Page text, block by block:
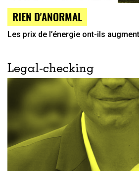
RIEN D'ANORMAL
Les prix de l’énergie ont-ils
Legal-checking